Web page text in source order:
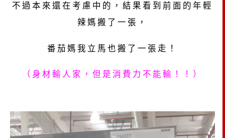
不過本來還在考慮中的，結果看到前面的年輕
辣媽搬了一張，
番茄媽我立馬也搬了一張走！
（身材輸人家，但是消費力不能輸！！）